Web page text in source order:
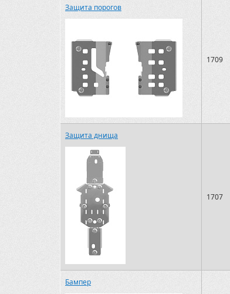
Защита порогов
1709
Защита днища
1707
Бампер